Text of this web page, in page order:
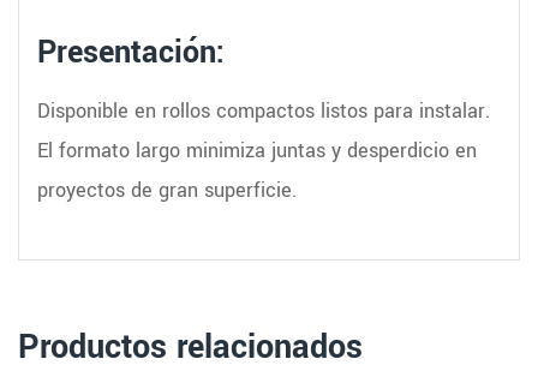
Presentación:
Disponible en rollos compactos listos para instalar.
El formato largo minimiza juntas y desperdicio en
proyectos de gran superficie.
Productos relacionados